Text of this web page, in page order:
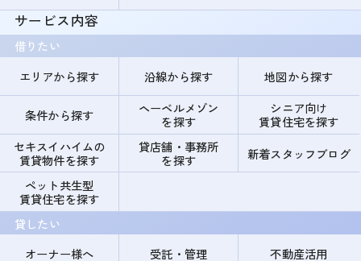
サービス内容
借りたい
エリアから探す
沿線から探す 地図から探す
条件から探す
ヘーベルメゾン
を探す
シニア向け
賃貸住宅を探す
セキスイハイムの
賃貸物件を探す
貸店舗・事務所
を探す
新着スタッフブログ
ペット共生型
賃貸住宅を探す
貸したい
オーナー様へ
受託・管理 不動産活用